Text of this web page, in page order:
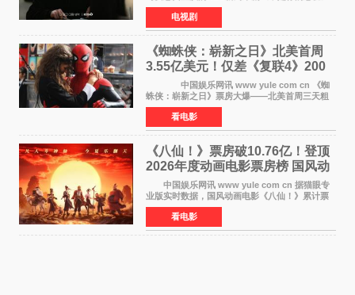
于近日公开首波剧照，正式定档9月12日首
播。 剧照中，徐康俊与安恩眞并肩而坐，眼
神中流露出复杂而微
电视剧
《蜘蛛侠：崭新之日》北美首周
3.55亿美元！仅差《复联4》200
万 影史第二全球开画
中国娱乐网讯 www yule com cn 《蜘
蛛侠：崭新之日》票房大爆——北美首周三天粗
报3 55亿美元，仅比影史最高北美开画《复仇者
联盟4：终局之战》的3 571亿美元少200万出头，
精报调整后仍
看电影
《八仙！》票房破10.76亿！登顶
2026年度动画电影票房榜 国风动
画逆袭暑期档
中国娱乐网讯 www yule com cn 据猫眼专
业版实时数据，国风动画电影《八仙！》累计票
房突破10 76亿元，超过《熊出没·年年有熊》，
暂列2026年度动画影片票房榜冠军。该片自暑期
档登陆院线以
看电影